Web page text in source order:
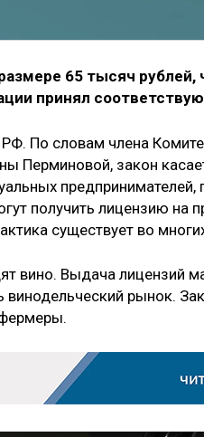
65 тысяч
принял
По словам члена
закон
предпринимателей,
получить лицензию на
существует во
вино. Выдача лицензий
рынок.